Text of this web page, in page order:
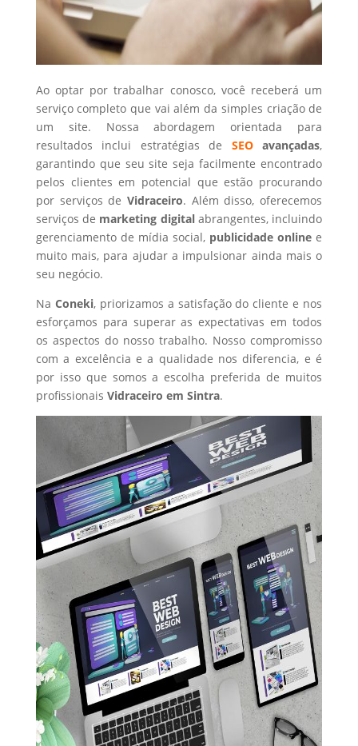
Ao optar por trabalhar conosco, você receberá um
serviço completo que vai além da simples criação de
um site. Nossa abordagem orientada para
resultados inclui estratégias de SEOavançadas,
garantindo que seu site seja facilmente encontrado
pelos clientes em potencial que estão procurando
por serviços de Vidraceiro. Além disso, oferecemos
serviços de marketing digital abrangentes, incluindo
gerenciamento de mídia social, publicidade online e
muito mais, para ajudar a impulsionar ainda mais o
seu negócio.
Na Coneki, priorizamos a satisfação do cliente e nos
esforçamos para superar as expectativas em todos
os aspectos do nosso trabalho. Nosso compromisso
com a excelência e a qualidade nos diferencia, e é
por isso que somos a escolha preferida de muitos
profissionais Vidraceiro em Sintra.